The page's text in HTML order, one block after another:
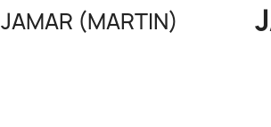
JAMAR (MARTIN)